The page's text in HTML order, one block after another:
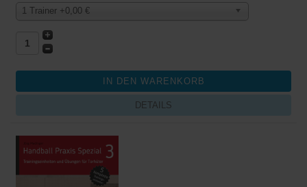
1 Trainer +0,00 €
DETAILS